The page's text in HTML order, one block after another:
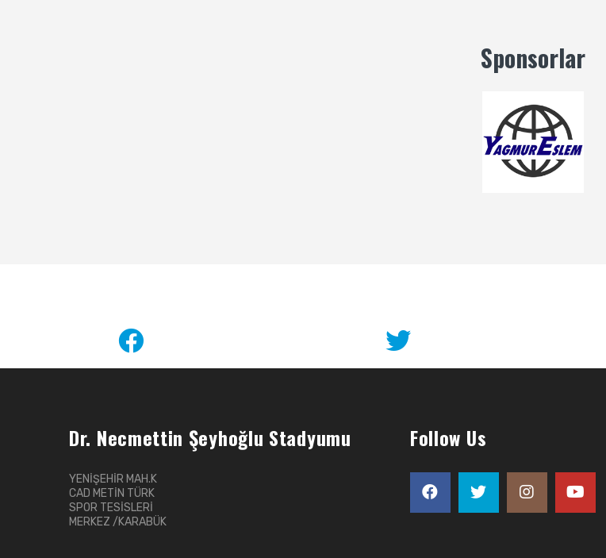
Sponsorlar
Dr. Necmettin Şeyhoğlu Stadyumu
YENİŞEHİR MAH.K
CAD METİN TÜRK
SPOR TESİSLERİ
MERKEZ /KARABÜK
Follow Us